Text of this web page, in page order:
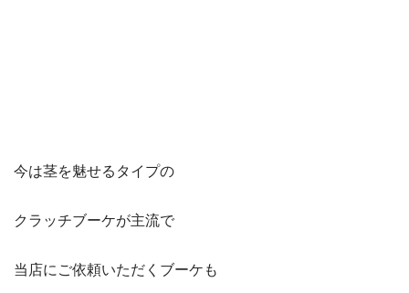
今は茎を魅せるタイプの
クラッチブーケが主流で
当店にご依頼いただくブーケも